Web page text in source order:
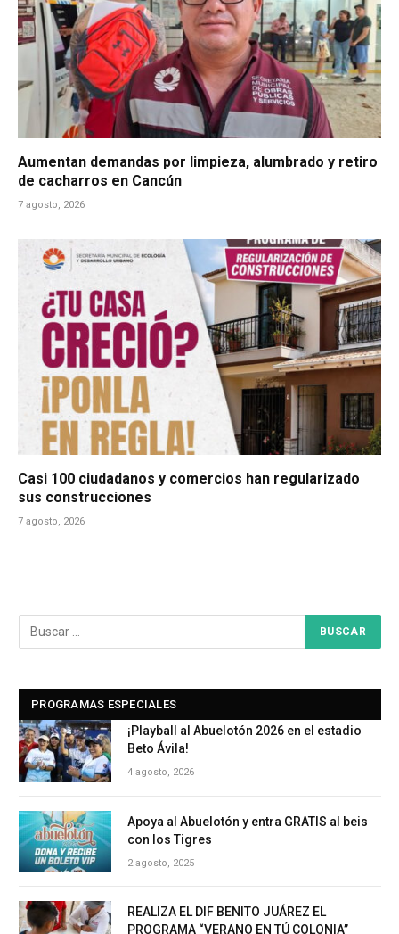
Aumentan demandas por limpieza, alumbrado y retiro
de cacharros en Cancún
7 agosto, 2026
Casi 100 ciudadanos y comercios han regularizado
sus construcciones
7 agosto, 2026
PROGRAMAS ESPECIALES
¡Playball al Abuelotón 2026 en el estadio
Beto Ávila!
4 agosto, 2026
Apoya al Abuelotón y entra GRATIS al beis
con los Tigres
2 agosto, 2025
REALIZA EL DIF BENITO JUÁREZ EL
PROGRAMA “VERANO EN TÚ COLONIA”